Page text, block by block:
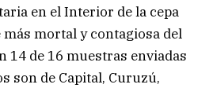
en el Interior de la cepa
más mortal y contagiosa del
14 de 16 muestras enviadas
son de Capital, Curuzú,